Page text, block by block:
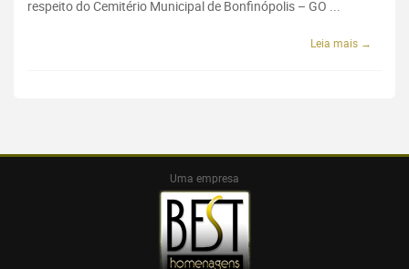
respeito do Cemitério Municipal de Bonfinópolis – GO ...
Leia mais →
Uma empresa